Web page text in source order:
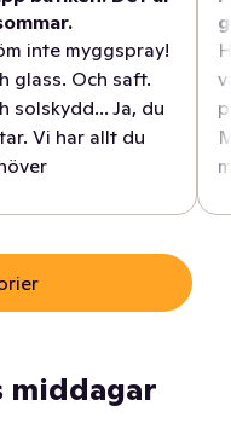
inte myggspray!
glass. Och saft.
solskydd... Ja, du
Vi har allt du
middagar